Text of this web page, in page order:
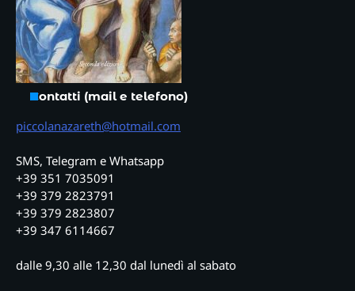
Contatti (mail e telefono)
piccolanazareth@hotmail.com
SMS, Telegram e Whatsapp
+39 351 7035091
+39 379 2823791
+39 379 2823807
+39 347 6114667
dalle 9,30 alle 12,30 dal lunedì al sabato